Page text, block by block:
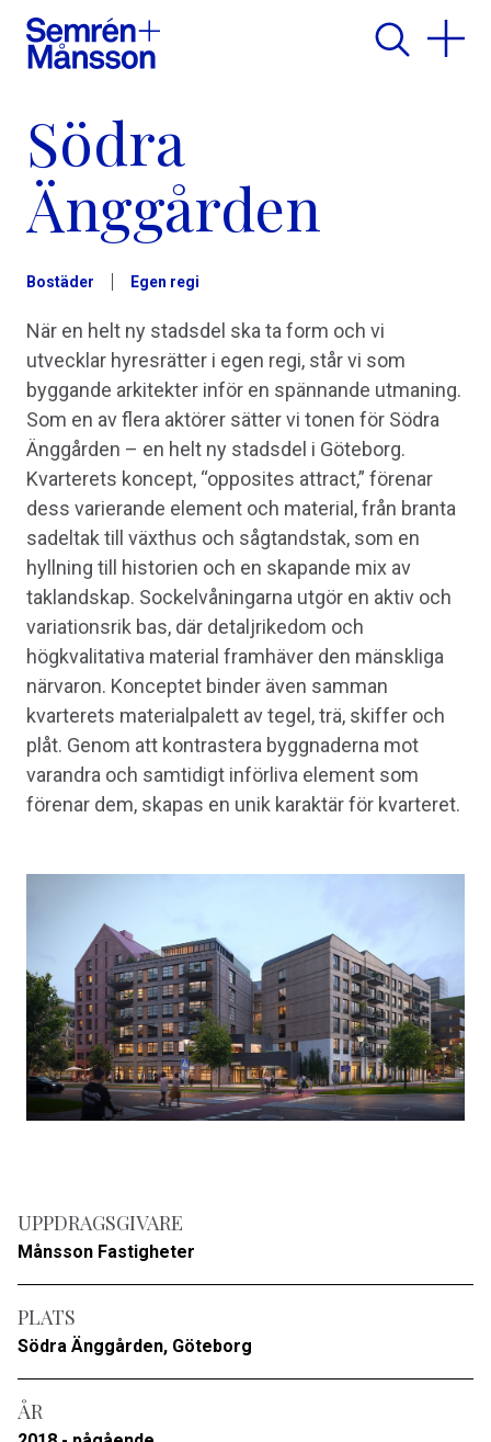
Södra
Änggården
Bostäder Egen regi
När en helt ny stadsdel ska ta form och vi
utvecklar hyresrätter i egen regi, står vi som
byggande arkitekter inför en spännande utmaning.
Som en av flera aktörer sätter vi tonen för Södra
Änggården – en helt ny stadsdel i Göteborg.
Kvarterets koncept, “opposites attract,” förenar
dess varierande element och material, från branta
sadeltak till växthus och sågtandstak, som en
hyllning till historien och en skapande mix av
taklandskap. Sockelvåningarna utgör en aktiv och
variationsrik bas, där detaljrikedom och
högkvalitativa material framhäver den mänskliga
närvaron. Konceptet binder även samman
kvarterets materialpalett av tegel, trä, skiffer och
plåt. Genom att kontrastera byggnaderna mot
varandra och samtidigt införliva element som
förenar dem, skapas en unik karaktär för kvarteret.
UPPDRAGSGIVARE
Månsson Fastigheter
PLATS
Södra Änggården, Göteborg
ÅR